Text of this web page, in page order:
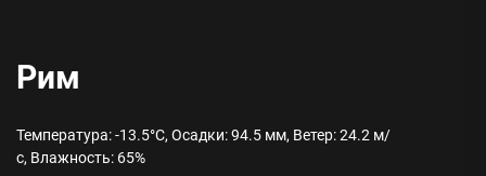
Рим
Температура: -13.5°C, Осадки: 94.5 мм, Ветер: 24.2 м/
с, Влажность: 65%